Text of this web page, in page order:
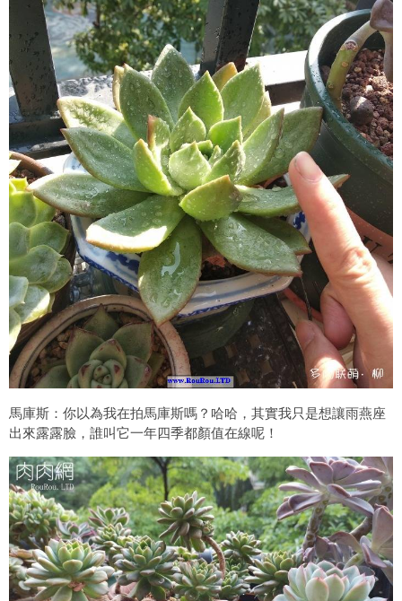
馬庫斯：你以為我在拍馬庫斯嗎？哈哈，其實我只是想讓雨燕座
出來露露臉，誰叫它一年四季都顏值在線呢！